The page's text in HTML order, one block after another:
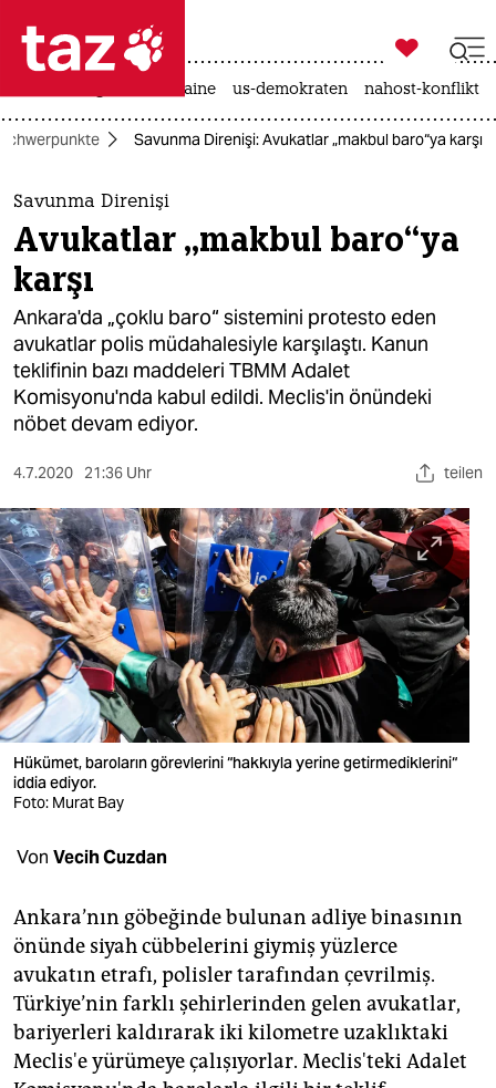
 taz zahl ich
taz zahl ich
themen
politik
öko
gesellschaft
kultur
nord
wahrheit
verlag
verlag
veranstaltungen
shop
unterstützen
abo
genossenschaft
epaper login

taz zahl ich
krieg in der ukraine us-demokraten nahost-konflikt
Savunma Direnişi: Avukatlar „makbul baro“ya karşı
Savunma Direnişi
Avukatlar „makbul baro“ya
karşı
Ankara'da „çoklu baro“ sistemini protesto eden
avukatlar polis müdahalesiyle karşılaştı. Kanun
teklifinin bazı maddeleri TBMM Adalet
Komisyonu'nda kabul edildi. Meclis'in önündeki
nöbet devam ediyor.
4.7.2020 21:36 Uhr teilen
Hükümet, baroların görevlerini “hakkıyla yerine getirmediklerini“
iddia ediyor.
Foto: Murat Bay
Von Vecih Cuzdan
Ankara’nın göbeğinde bulunan adliye binasının
önünde siyah cübbelerini giymiş yüzlerce
avukatın etrafı, polisler tarafından çevrilmiş.
Türkiye’nin farklı şehirlerinden gelen avukatlar,
bariyerleri kaldırarak iki kilometre uzaklıktaki
Meclis'e yürümeye çalışıyorlar. Meclis'teki Adalet